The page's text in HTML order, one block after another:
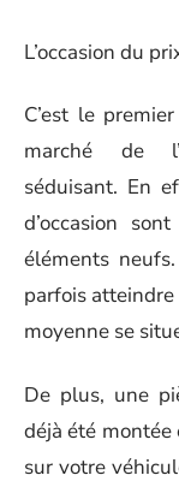
L’occasion du
C’est le
marché de
séduisant. En
d’occasion
éléments
parfois
moyenne se
De plus, une
déjà été
sur votre